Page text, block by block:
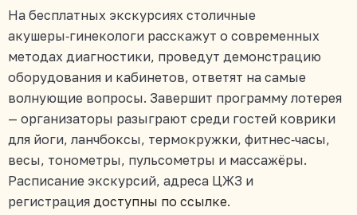
На бесплатных экскурсиях столичные
акушеры‑гинекологи расскажут о современных
методах диагностики, проведут демонстрацию
оборудования и кабинетов, ответят на самые
волнующие вопросы. Завершит программу лотерея
— организаторы разыграют среди гостей коврики
для йоги, ланчбоксы, термокружки, фитнес‑часы,
весы, тонометры, пульсометры и массажёры.
Расписание экскурсий, адреса ЦЖЗ и
регистрация доступны по ссылке.